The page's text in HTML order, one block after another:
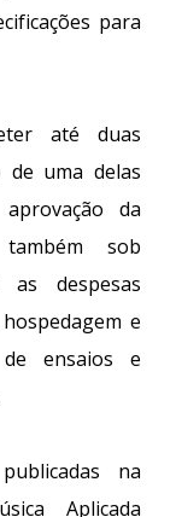
para
até duas
de uma delas
da
sob
as despesas
e
ensaios e
na
Aplicada